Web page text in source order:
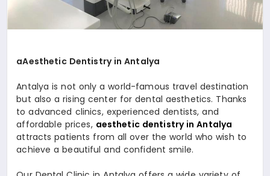
aAesthetic Dentistry in Antalya
Antalya is not only a world-famous travel destination
but also a rising center for dental aesthetics. Thanks
to advanced clinics, experienced dentists, and
affordable prices, aesthetic dentistry in Antalya
attracts patients from all over the world who wish to
achieve a beautiful and confident smile.